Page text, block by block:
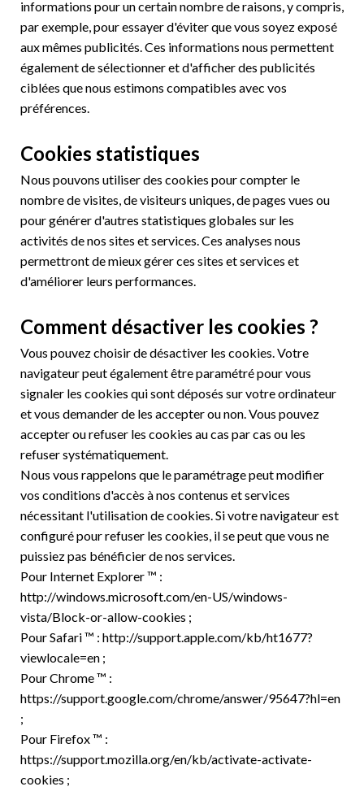
informations pour un certain nombre de raisons, y compris,
par exemple, pour essayer d'éviter que vous soyez exposé
aux mêmes publicités. Ces informations nous permettent
également de sélectionner et d'afficher des publicités
ciblées que nous estimons compatibles avec vos
préférences.
Cookies statistiques
Nous pouvons utiliser des cookies pour compter le
nombre de visites, de visiteurs uniques, de pages vues ou
pour générer d'autres statistiques globales sur les
activités de nos sites et services. Ces analyses nous
permettront de mieux gérer ces sites et services et
d'améliorer leurs performances.
Comment désactiver les cookies ?
Vous pouvez choisir de désactiver les cookies. Votre
navigateur peut également être paramétré pour vous
signaler les cookies qui sont déposés sur votre ordinateur
et vous demander de les accepter ou non. Vous pouvez
accepter ou refuser les cookies au cas par cas ou les
refuser systématiquement.
Nous vous rappelons que le paramétrage peut modifier
vos conditions d'accès à nos contenus et services
nécessitant l'utilisation de cookies. Si votre navigateur est
configuré pour refuser les cookies, il se peut que vous ne
puissiez pas bénéficier de nos services.
Pour Internet Explorer ™ :
http://windows.microsoft.com/en-US/windows-
vista/Block-or-allow-cookies ;
Pour Safari ™ : http://support.apple.com/kb/ht1677?
viewlocale=en ;
Pour Chrome ™ :
https://support.google.com/chrome/answer/95647?hl=en
;
Pour Firefox ™ :
https://support.mozilla.org/en/kb/activate-activate-
cookies ;